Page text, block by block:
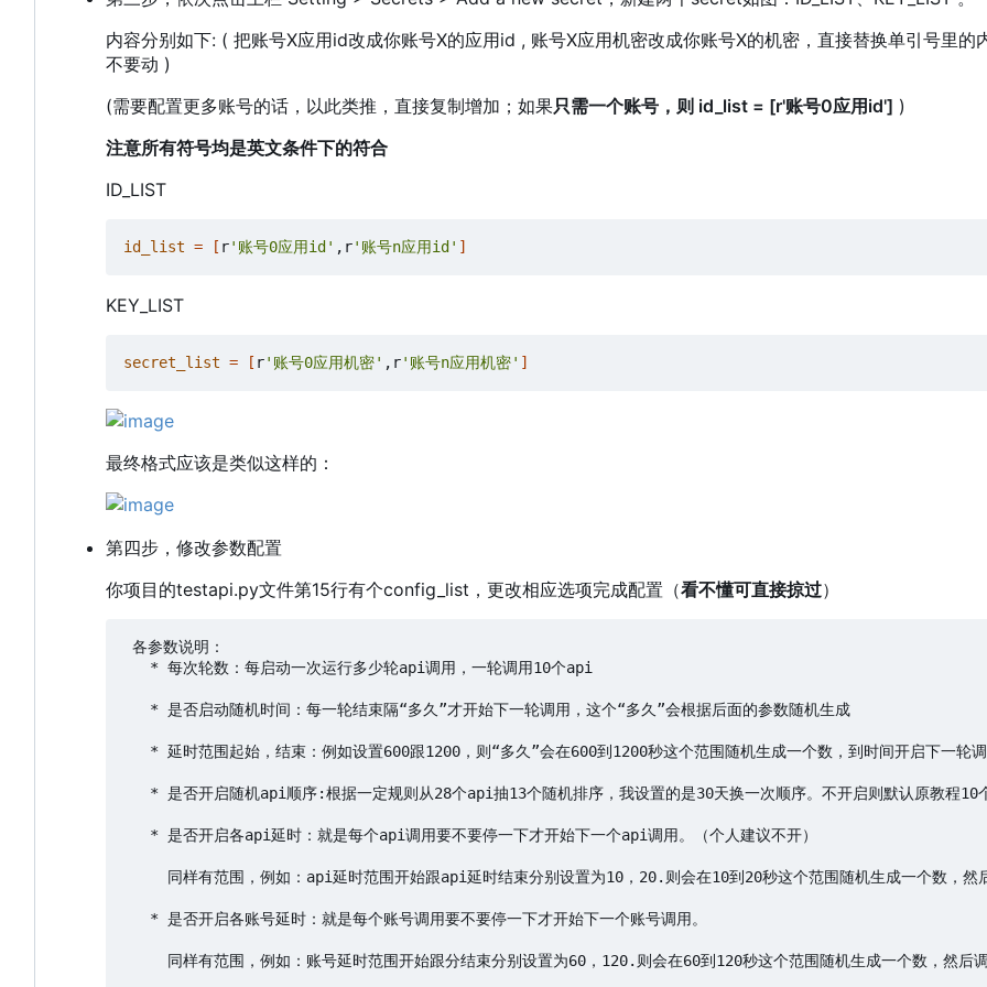
内容分别如下: ( 把账号X应用id改成你账号X的应用id , 账号X应用机密改成你账号X的机密，直接替换单引号里的
不要动 )
(需要配置更多账号的话，以此类推，直接复制增加；如果只需一个账号，则 id_list = [r'账号0应用id'] )
注意所有符号均是英文条件下的符合
ID_LIST
id_list = [ r'账号0应用id' ,r'账号n应用id' ]
KEY_LIST
secret_list = [ r'账号0应用机密' ,r'账号n应用机密' ]
最终格式应该是类似这样的：
第四步，修改参数配置
你项目的testapi.py文件第15行有个config_list，更改相应选项完成配置（看不懂可直接掠过）
各参数说明：
   * 每次轮数：每启动一次运行多少轮api调用，一轮调用10个api
   * 是否启动随机时间：每一轮结束隔“多久”才开始下一轮调用，这个“多久”会根据后面的参数随机生成
* 延时范围起始，结束：例如设置600跟1200，则“多久”会在600到1200秒这个范围随机生成一个数，到时间开启下一轮
* 是否开启随机api顺序:根据一定规则从28个api抽13个随机排序，我设置的是30天换一次顺序。不开启则默认原教程10
   * 是否开启各api延时：就是每个api调用要不要停一下才开始下一个api调用。（个人建议不开）
同样有范围，例如：api延时范围开始跟api延时结束分别设置为10，20.则会在10到20秒这个范围随机生成一个数，然
   * 是否开启各账号延时：就是每个账号调用要不要停一下才开始下一个账号调用。
同样有范围，例如：账号延时范围开始跟分结束分别设置为60，120.则会在60到120秒这个范围随机生成一个数，